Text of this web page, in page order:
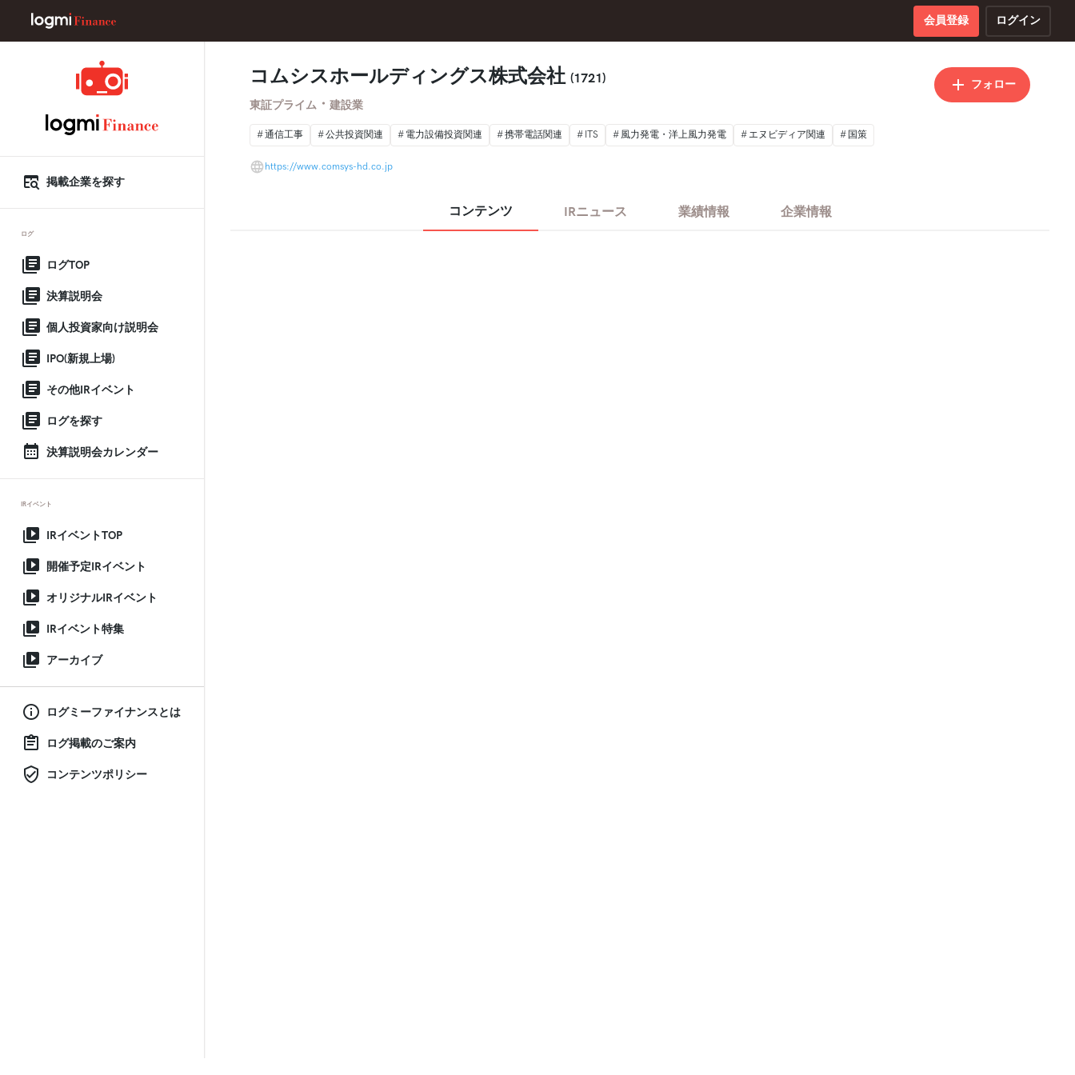
会員登録 ログイン
掲載企業を探す
ログ
ログTOP
決算説明会
個人投資家向け説明会
IPO(新規上場)
その他IRイベント
ログを探す
決算説明会カレンダー
IRイベント
IRイベントTOP
開催予定IRイベント
オリジナルIRイベント
IRイベント特集
アーカイブ
ログミーファイナンスとは
ログ掲載のご案内
コンテンツポリシー
コムシスホールディングス株式会社 (1721)
東証プライム ・ 建設業
フォロー
通信工事 公共投資関連 電力設備投資関連 携帯電話関連 ITS 風力発電・洋上風力発電 エヌビディア関連 国策
https://www.comsys-hd.co.jp
コンテンツ IRニュース 業績情報 企業情報